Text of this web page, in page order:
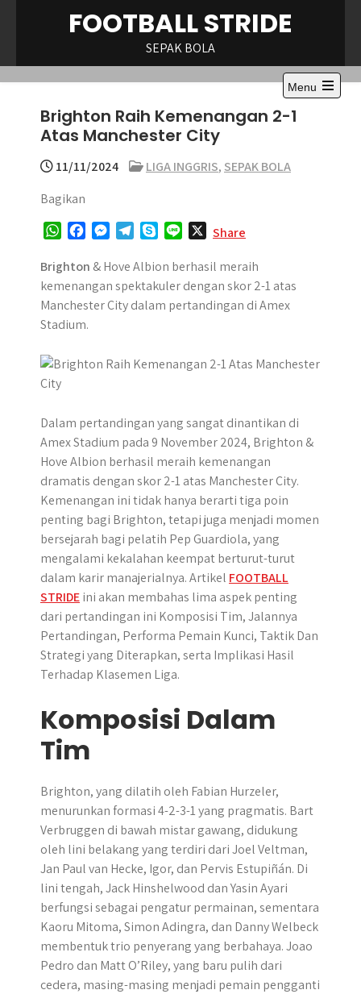
FOOTBALL STRIDE
SEPAK BOLA
Menu
Open
Brighton Raih Kemenangan 2-1
Atas Manchester City
11/11/2024 LIGA INGGRIS, SEPAK BOLA
Bagikan
W
a
t
s
A
c
e
b
s
s
e
r
l
e
g
y
p
e
n
e
Share
Brighton & Hove Albion berhasil meraih
kemenangan spektakuler dengan skor 2-1 atas
Manchester City dalam pertandingan di Amex
Stadium.
​​Dalam pertandingan yang sangat dinantikan di
Amex Stadium pada 9 November 2024, Brighton &
Hove Albion berhasil meraih kemenangan
dramatis dengan skor 2-1 atas Manchester City.​
Kemenangan ini tidak hanya berarti tiga poin
penting bagi Brighton, tetapi juga menjadi momen
bersejarah bagi pelatih Pep Guardiola, yang
mengalami kekalahan keempat berturut-turut
dalam karir manajerialnya. Artikel FOOTBALL
STRIDEini akan membahas lima aspek penting
dari pertandingan ini Komposisi Tim, Jalannya
Pertandingan, Performa Pemain Kunci, Taktik Dan
Strategi yang Diterapkan, serta Implikasi Hasil
Terhadap Klasemen Liga.
Komposisi Dalam
Tim
Brighton, yang dilatih oleh Fabian Hurzeler,
menurunkan formasi 4-2-3-1 yang pragmatis. Bart
Verbruggen di bawah mistar gawang, didukung
oleh lini belakang yang terdiri dari Joel Veltman,
Jan Paul van Hecke, Igor, dan Pervis Estupiñán. Di
lini tengah, Jack Hinshelwood dan Yasin Ayari
berfungsi sebagai pengatur permainan, sementara
Kaoru Mitoma, Simon Adingra, dan Danny Welbeck
membentuk trio penyerang yang berbahaya. Joao
Pedro dan Matt O’Riley, yang baru pulih dari
cedera, masing-masing menjadi pemain pengganti